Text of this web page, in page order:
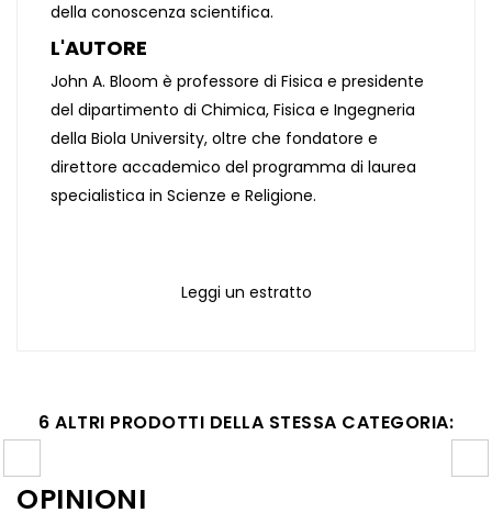
della conoscenza scientifica.
L'AUTORE
John A. Bloom è professore di Fisica e presidente
del dipartimento di Chimica, Fisica e Ingegneria
della Biola University, oltre che fondatore e
direttore accademico del programma di laurea
specialistica in Scienze e Religione.
Leggi un estratto
6 ALTRI PRODOTTI DELLA STESSA CATEGORIA:
OPINIONI